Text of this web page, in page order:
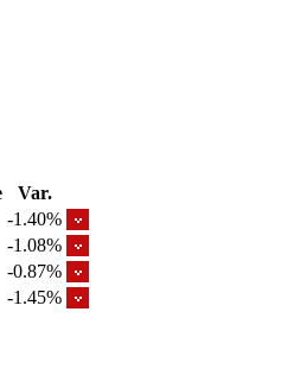
Var.
-1.40%
-1.08%
-0.87%
-1.45%